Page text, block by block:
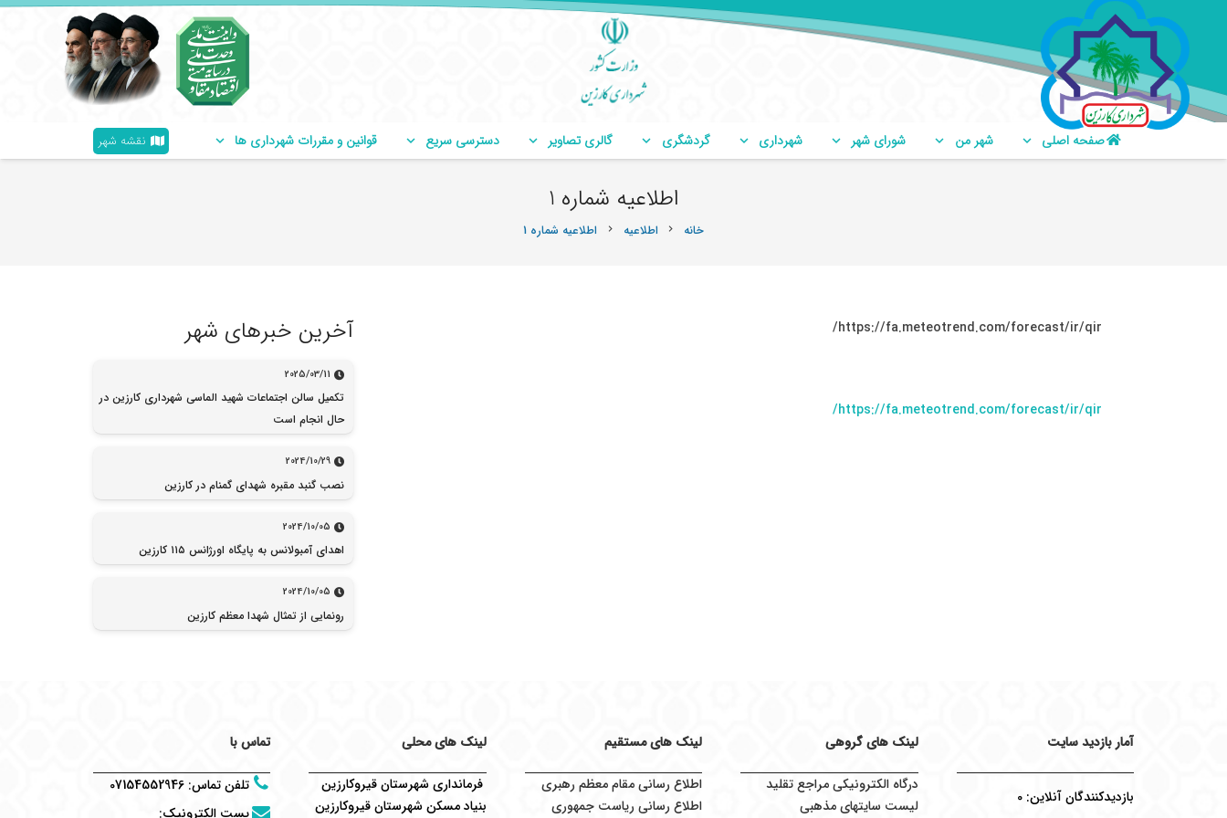
صفحه اصلی شهر من شورای شهر شهرداری گردشگری گالری تصاویر دسترسی سریع قوانین و مقررات شهرداری ها نقشه شهر
اطلاعیه شماره 1
خانه chevron_right اطلاعیه chevron_right اطلاعیه شماره 1
https://fa.meteotrend.com/forecast/ir/qir/
https://fa.meteotrend.com/forecast/ir/qir/
آخرین خبرهای شهر
2025/03/11
تکمیل سالن اجتماعات شهید الماسی شهرداری کارزین در
حال انجام است
2024/10/29
نصب گنبد مقبره شهدای گمنام در کارزین
2024/10/05
اهدای آمبولانس به پایگاه اورژانس ۱۱۵ کارزین
2024/10/05
رونمایی از تمثال شهدا معظم کارزین
آمار بازدید سایت
بازدیدکنندگان آنلاین: 0
لینک های گروهی
درگاه الکترونیکی مراجع تقلید
لیست سایتهای مذهبی
لینک های مستقیم
اطلاع رسانی مقام معظم رهبری
اطلاع رسانی ریاست جمهوری
لینک های محلی
فرمانداری شهرستان قیروکارزین
بنیاد مسکن شهرستان قیروکارزین
تماس با
تلفن تماس:
07154552946
پست الکترونیک: